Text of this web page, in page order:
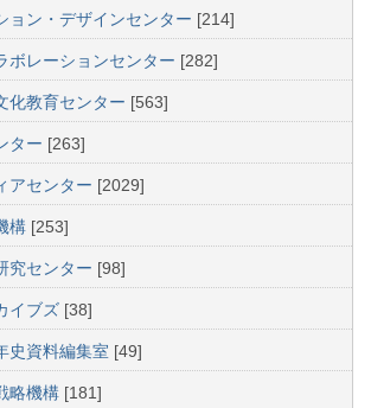
ョン・デザインセンター [214]
ボレーションセンター [282]
化教育センター [563]
ター [263]
アセンター [2029]
構 [253]
究センター [98]
イブズ [38]
史資料編集室 [49]
略機構 [181]